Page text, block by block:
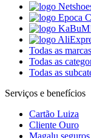
Todas as marcas
Todas as
Todas as
Serviços e benefícios
Cartão Luiza
Cliente Ouro
Magalu seguros